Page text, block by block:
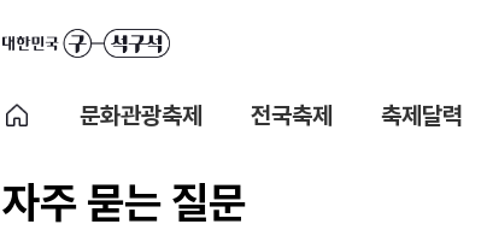
문화관광축제 전국축제 축제달력
자주 묻는 질문